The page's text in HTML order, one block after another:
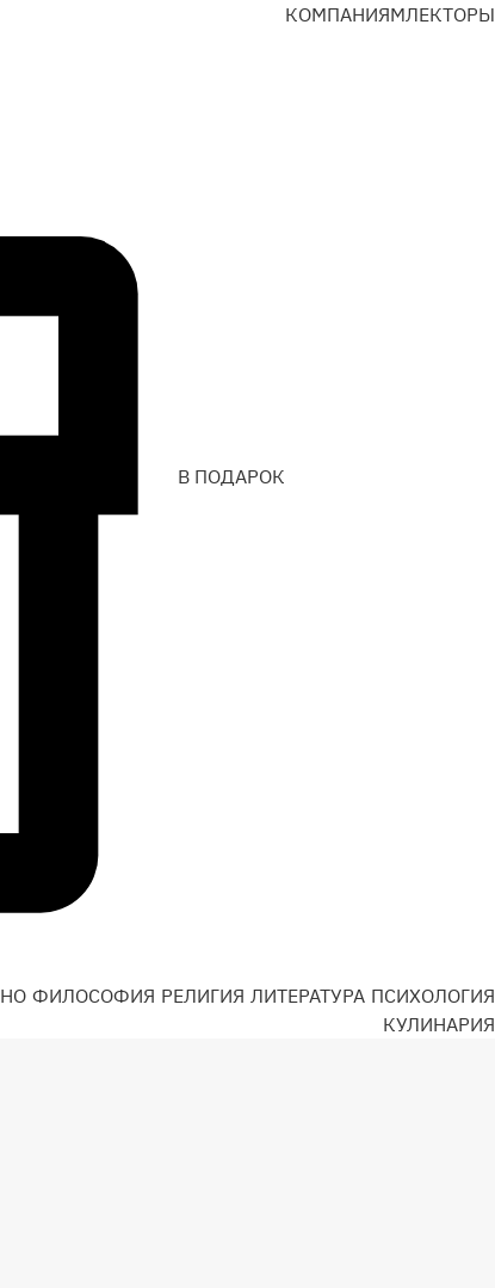
В ПОДАРОК
КОМПАНИЯМЛЕКТОРЫ
ФИЛОСОФИЯ РЕЛИГИЯ ЛИТЕРАТУРА ПСИХОЛОГИЯ
КУЛИНАРИЯ